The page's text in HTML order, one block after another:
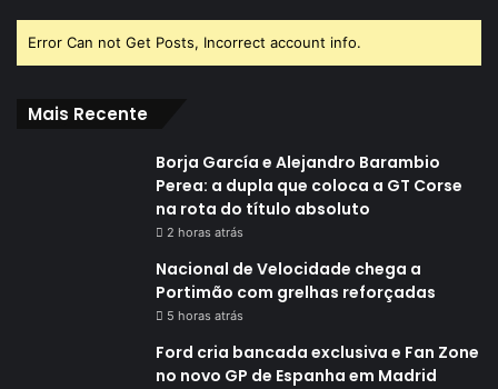
Error Can not Get Posts, Incorrect account info.
Mais Recente
Borja García e Alejandro Barambio
Perea: a dupla que coloca a GT Corse
na rota do título absoluto
2 horas atrás
Nacional de Velocidade chega a
Portimão com grelhas reforçadas
5 horas atrás
Ford cria bancada exclusiva e Fan Zone
no novo GP de Espanha em Madrid